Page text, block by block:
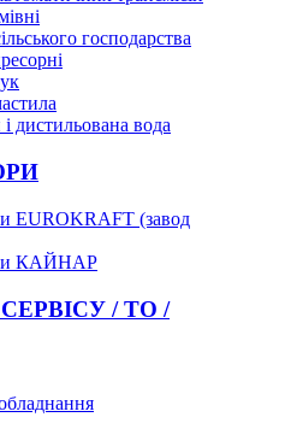
господарства
дистильована вода
EUROKRAFT (завод
КАЙНАР
/ ТО /